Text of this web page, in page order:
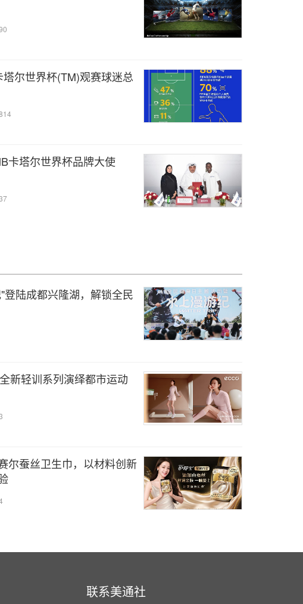
尔世界杯(TM)观赛球迷总
卡塔尔世界杯品牌大使
陆成都兴隆湖，解锁全民
新轻训系列演绎都市运动
尔蚕丝卫生巾，以材料创新
联系美通社